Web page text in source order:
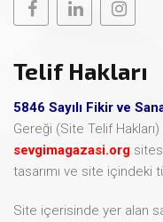
Telif Hakları
5846 Sayılı Fikir ve
Gereği (Site Telif
sevgimagazasi.org
tasarımı ve site içindeki
Site içerisinde yer alan